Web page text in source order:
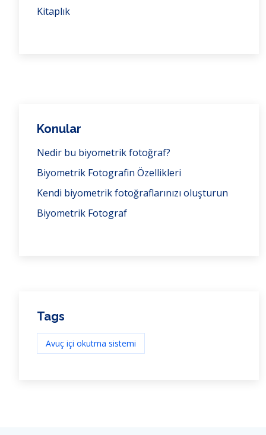
Kitaplık
Konular
Nedir bu biyometrik fotoğraf?
Biyometrik Fotografin Özellikleri
Kendi biyometrik fotoğraflarınızı oluşturun
Biyometrik Fotograf
Tags
Avuç içi okutma sistemi